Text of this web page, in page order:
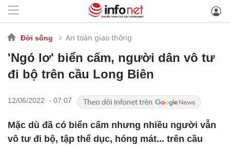
Đời sống An toàn giao thông
'Ngó lơ' biển cấm, người dân vô tư
đi bộ trên cầu Long Biên
12/06/2022 - 07:07
Mặc dù đã có biển cấm nhưng nhiều người vẫn
vô tư đi bộ, tập thể dục, hóng mát... trên cầu